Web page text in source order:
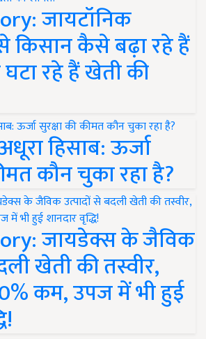
जायटॉनिक
किसान कैसे बढ़ा रहे हैं
रहे हैं खेती की
हिसाब: ऊर्जा
कौन चुका रहा है?
जायडेक्स के जैविक
खेती की तस्वीर,
कम, उपज में भी हुई